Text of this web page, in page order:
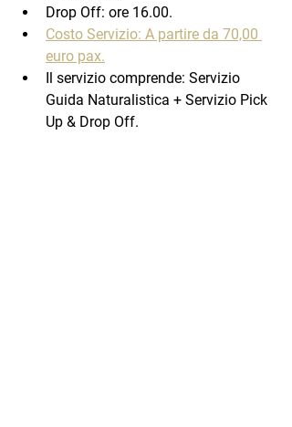
Drop Off: ore 16.00.
Costo Servizio: A partire da 70,00
euro pax.
Il servizio comprende: Servizio
Guida Naturalistica + Servizio Pick
Up & Drop Off.